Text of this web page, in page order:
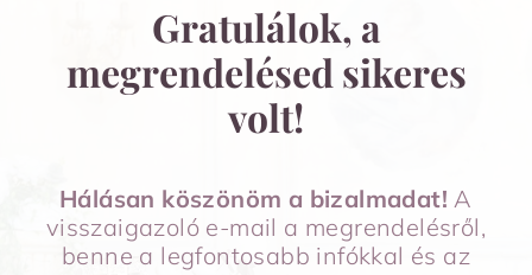
Online programok
Szolgáltatások
Kapcsolat
Blog
Gratulálok, a
megrendelésed sikeres
volt!
Hálásan köszönöm a bizalmadat! A
visszaigazoló e-mail a megrendelésről,
benne a legfontosabb infókkal és az